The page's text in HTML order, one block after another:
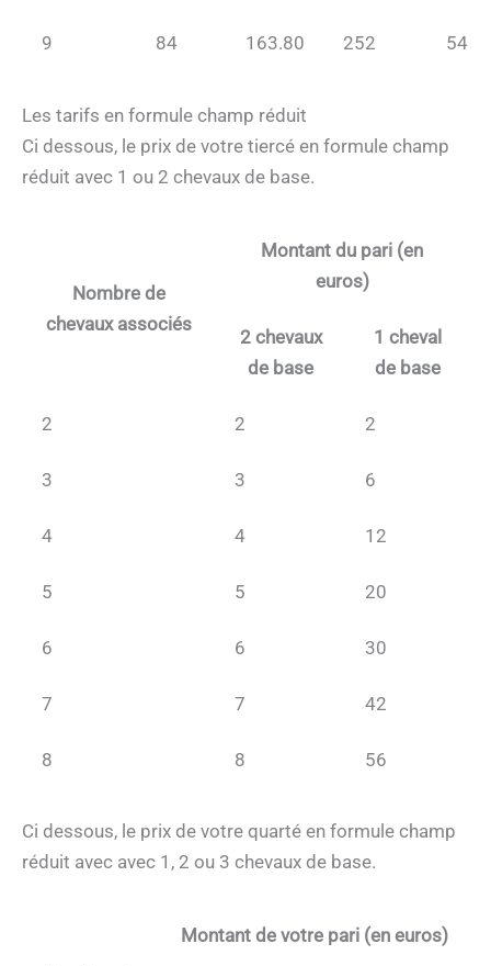
9 84 163.80 252 54
Les tarifs en formule champ réduit
Ci dessous, le prix de votre tiercé en formule champ
réduit avec 1 ou 2 chevaux de base.
Nombre de
chevaux associés
Montant du pari (en
euros)
2 chevaux
de base
1 cheval
de base
2 2 2
3 3 6
4 4 12
5 5 20
6 6 30
7 7 42
8 8 56
Ci dessous, le prix de votre quarté en formule champ
réduit avec avec 1, 2 ou 3 chevaux de base.
Montant de votre pari (en euros)